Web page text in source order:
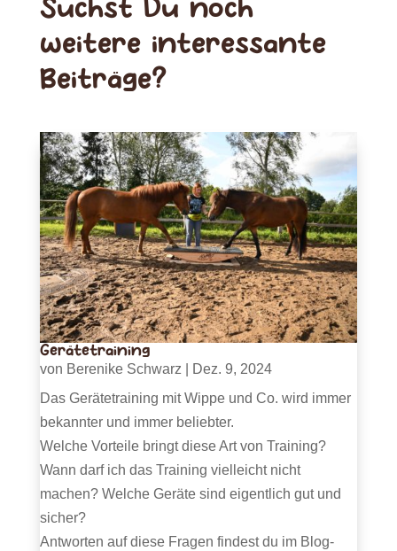
Suchst Du noch
weitere interessante
Beiträge?
Gerätetraining
von Berenike Schwarz
Dez. 9, 2024
Das Gerätetraining mit Wippe und Co. wird immer
bekannter und immer beliebter.
Welche Vorteile bringt diese Art von Training?
Wann darf ich das Training vielleicht nicht
machen? Welche Geräte sind eigentlich gut und
sicher?
Antworten auf diese Fragen findest du im Blog-